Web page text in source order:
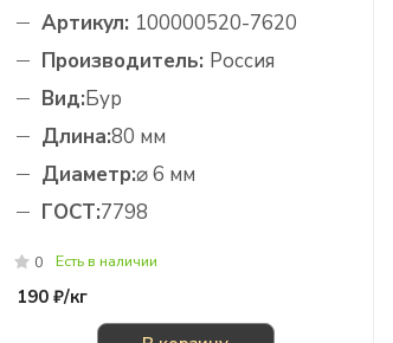
Артикул: 100000520-7620
Производитель: Россия
Вид:Бур
Длина:80 мм
Диаметр:⌀ 6 мм
ГОСТ:7798
0 Есть в наличии
190 ₽/кг